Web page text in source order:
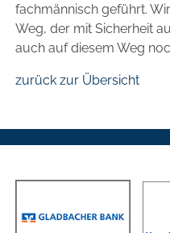
fachmännisch geführt.
Weg, der mit Sicherheit
auch auf diesem Weg
zurück zur Übersicht